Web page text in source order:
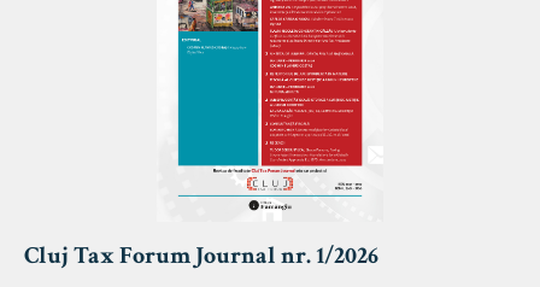
Cluj Tax Forum Journal nr. 1/2026